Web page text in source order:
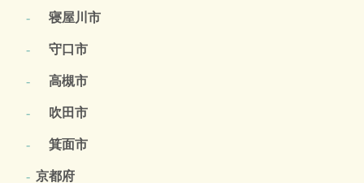
寝屋川市
守口市
高槻市
吹田市
箕面市
京都府